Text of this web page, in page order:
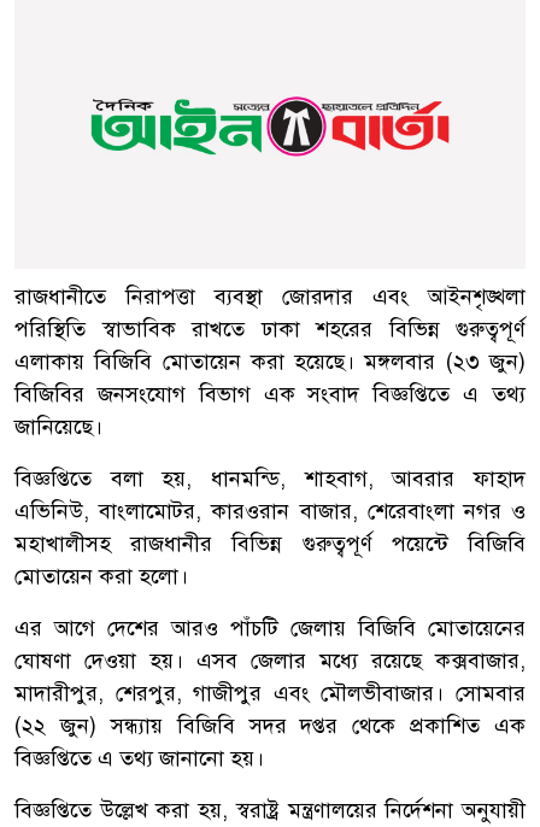
রাজধানীতে নিরাপত্তা ব্যবস্থা জোরদার এবং আইনশৃঙ্খলা
পরিস্থিতি স্বাভাবিক রাখতে ঢাকা শহরের বিভিন্ন গুরুত্বপূর্ণ
এলাকায় বিজিবি মোতায়েন করা হয়েছে। মঙ্গলবার (২৩ জুন)
বিজিবির জনসংযোগ বিভাগ এক সংবাদ বিজ্ঞপ্তিতে এ তথ্য
জানিয়েছে।
বিজ্ঞপ্তিতে বলা হয়, ধানমন্ডি, শাহবাগ, আবরার ফাহাদ
এভিনিউ, বাংলামোটর, কারওরান বাজার, শেরেবাংলা নগর ও
মহাখালীসহ রাজধানীর বিভিন্ন গুরুত্বপূর্ণ পয়েন্টে বিজিবি
মোতায়েন করা হলো।
এর আগে দেশের আরও পাঁচটি জেলায় বিজিবি মোতায়েনের
ঘোষণা দেওয়া হয়। এসব জেলার মধ্যে রয়েছে কক্সবাজার,
মাদারীপুর, শেরপুর, গাজীপুর এবং মৌলভীবাজার। সোমবার
(২২ জুন) সন্ধ্যায় বিজিবি সদর দপ্তর থেকে প্রকাশিত এক
বিজ্ঞপ্তিতে এ তথ্য জানানো হয়।
বিজ্ঞপ্তিতে উল্লেখ করা হয়, স্বরাষ্ট্র মন্ত্রণালয়ের নির্দেশনা অনুযায়ী